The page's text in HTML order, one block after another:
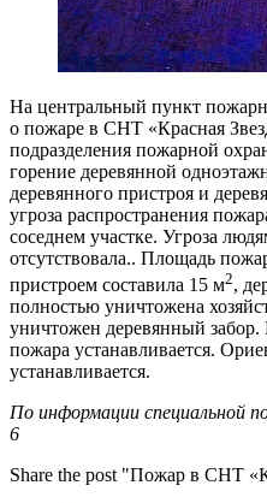
На центральный пункт
о пожаре в СНТ «Красная
подразделения пожарной
горение деревянной
деревянного пристроя и
угроза распространения
соседнем участке. Угроза
отсутствовала.. Площадь
пристроем составила 15 м2,
полностью уничтожена
уничтожен деревянный
пожара устанавливается.
устанавливается.
По информации специальной
6
Share the post "Пожар в СНТ